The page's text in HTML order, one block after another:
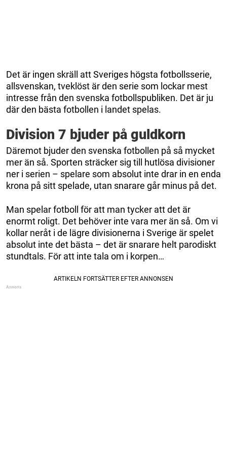
Det är ingen skräll att Sveriges högsta fotbollsserie,
allsvenskan, tveklöst är den serie som lockar mest
intresse från den svenska fotbollspubliken. Det är ju
där den bästa fotbollen i landet spelas.
Division 7 bjuder på guldkorn
Däremot bjuder den svenska fotbollen på så mycket
mer än så. Sporten sträcker sig till hutlösa divisioner
ner i serien – spelare som absolut inte drar in en enda
krona på sitt spelade, utan snarare går minus på det.
Man spelar fotboll för att man tycker att det är
enormt roligt. Det behöver inte vara mer än så. Om vi
kollar neråt i de lägre divisionerna i Sverige är spelet
absolut inte det bästa – det är snarare helt parodiskt
stundtals. För att inte tala om i korpen…